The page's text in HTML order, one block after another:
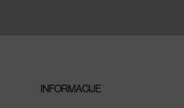
INFORMACIJE